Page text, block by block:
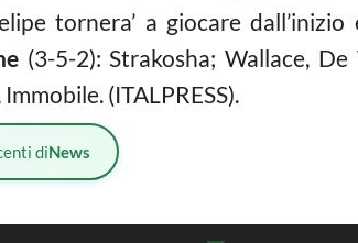
tornera’ a giocare
(3-5-2): Strakosha; Wallace, De
(ITALPRESS).
diNews